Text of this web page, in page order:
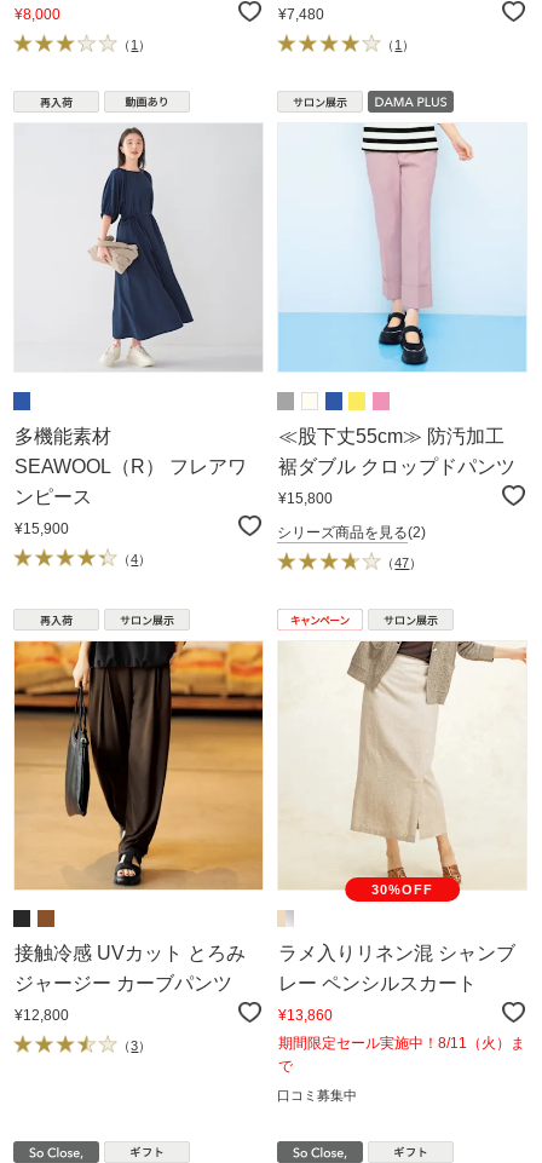
¥8,000
（ 1 ）
¥7,480
（ 1 ）
多機能素材
SEAWOOL（R） フレアワ
ンピース
¥15,900
（4）
≪股下丈55cm≫ 防汚加工
裾ダブル クロップドパンツ
¥15,800
シリーズ商品を見る(2)
（47）
接触冷感 UVカット とろみ
ジャージー カーブパンツ
¥12,800
（3）
30%OFF
ラメ入りリネン混 シャンブ
レー ペンシルスカート
¥13,860
期間限定セール実施中！8/11（火）ま
で
口コミ募集中